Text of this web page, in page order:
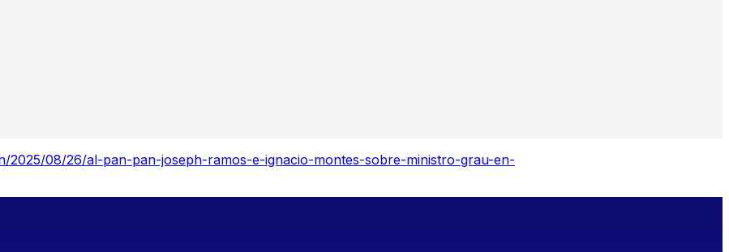
2025/08/26/al-pan-pan-joseph-ramos-e-ignacio-montes-sobre-ministro-grau-en-